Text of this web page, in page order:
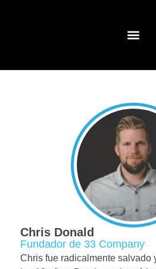
Chris Donald
Fundador de 33 Company
Chris fue radicalmente salvado